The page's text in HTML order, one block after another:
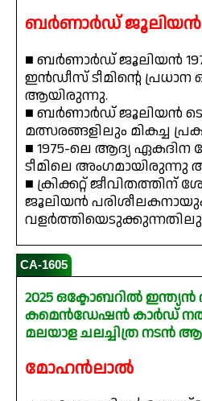
ബർണാർഡ് ജൂലിയൻ
■ ബർണാർഡ് ജൂലിയൻ
ഇൻഡീസ് ടീമിന്റെ
ആയിരുന്നു.
■ ബർണാർഡ് ജൂലിയൻ
മത്സരങ്ങളിലും മികച്ച
■ 1975-ലെ ആദ്യ
ടീമിലെ അംഗമായിരുന്നു
■ ക്രിക്കറ്റ്
ജൂലിയൻ
CA-1605
2025 ഒക്ടോബറിൽ
കമെൻഡേഷൻ കാർഡ്
മലയാള ചലച്ചിത്ര നടൻ
മോഹൻലാൽ